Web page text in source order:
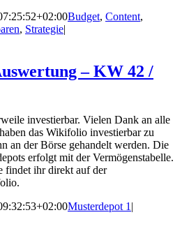
Budget, Content,
, Strategie|
– KW 42 /
investierbar. Vielen Dank an alle
das Wikifolio investierbar zu
an der Börse gehandelt werden. Die
erfolgt mit der Vermögenstabelle.
findet ihr direkt auf der
Musterdepot 1 |